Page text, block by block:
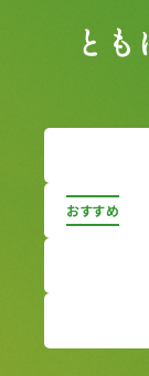
と